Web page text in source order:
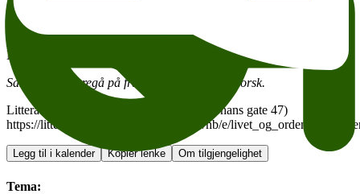
En av dem som har bidratt sterkt til å løfte Ernaux’ forfatterskap i
Norge, er forfatter
om hennes forfatterskap og skrivende liv, på forfatterens første
Norgesbesøk.
Samtalen vil foregå på fransk og bli tolket til norsk.
Litteraturhuset Universitetets aula (Karl Johans gate 47)
https://litteraturhuset.ticketco.events/no/nb/e/
Legg til i kalender Kopier lenke Om tilgjengelighet
Tema: